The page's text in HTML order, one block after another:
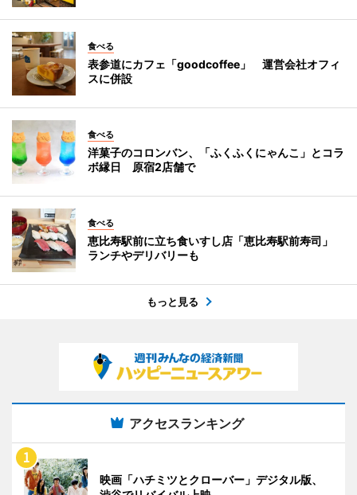
食べる
表参道にカフェ「goodcoffee」 運営会社オフィ
スに併設
食べる
洋菓子のコロンバン、「ふくふくにゃんこ」とコラ
ボ縁日 原宿2店舗で
食べる
恵比寿駅前に立ち食いすし店「恵比寿駅前寿司」
ランチやデリバリーも
もっと見る
アクセスランキング
映画「ハチミツとクローバー」デジタル版、